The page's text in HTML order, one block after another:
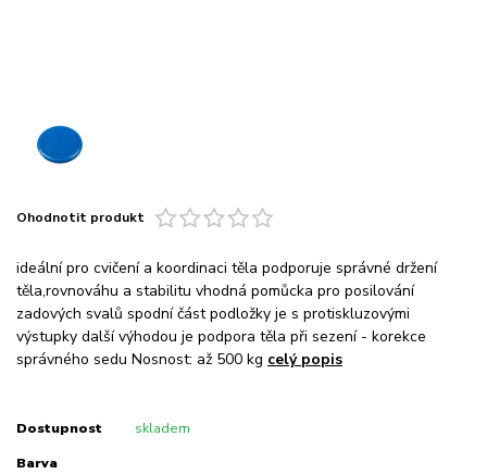
Ohodnotit produkt
ideální pro cvičení a koordinaci těla podporuje správné držení
těla,rovnováhu a stabilitu vhodná pomůcka pro posilování
zadových svalů spodní část podložky je s protiskluzovými
výstupky další výhodou je podpora těla při sezení - korekce
správného sedu Nosnost: až 500 kg celý popis
Dostupnost skladem
Barva